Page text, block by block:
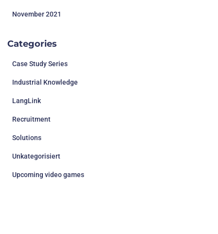
November 2021
Categories
Case Study Series
Industrial Knowledge
LangLink
Recruitment
Solutions
Unkategorisiert
Upcoming video games